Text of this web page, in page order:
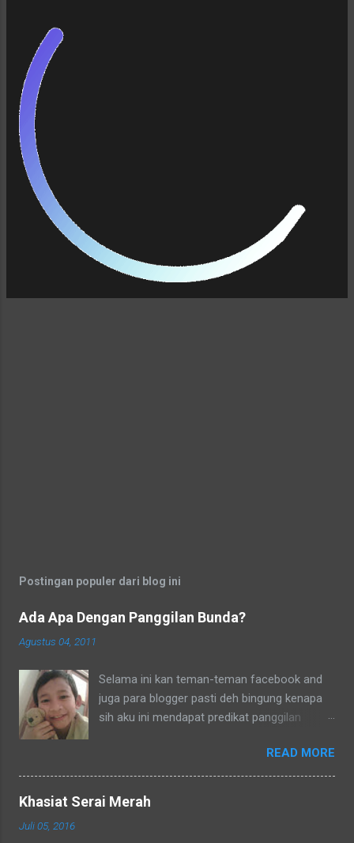
Postingan populer dari blog ini
Ada Apa Dengan Panggilan Bunda?
Agustus 04, 2011
Selama ini kan teman-teman facebook and
juga para blogger pasti deh bingung kenapa
sih aku ini mendapat predikat panggilan
Indonesia yang baku bunda kan artinya ibu.
Lho? Koq? Aku dipanggil ibu oleh semua
yang kenal aku, termasuk tetangga-tetangga
READ MORE
Khasiat Serai Merah
Juli 05, 2016